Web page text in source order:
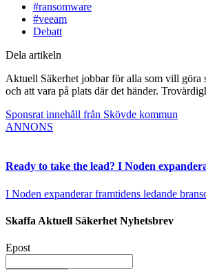
#ransomware
#veeam
Debatt
Dela artikeln
Aktuell Säkerhet jobbar för alla som vill göra
och att vara på plats där det händer.
Sponsrat innehåll från Skövde kommun
ANNONS
Ready to take the lead? I Noden
I Noden expanderar framtidens ledande
Skaffa Aktuell Säkerhet Nyhetsbrev
Epost